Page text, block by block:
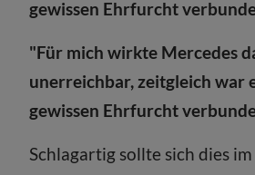
gewissen Ehrfurcht
"Für mich wirkte Mercedes
unerreichbar, zeitgleich war
gewissen Ehrfurcht
Schlagartig sollte sich dies